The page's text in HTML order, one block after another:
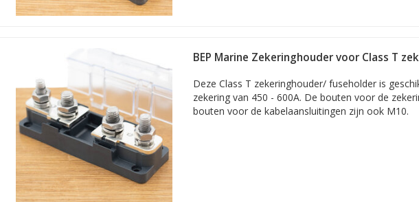
BEP Marine kopen
BEP Marine kopen? Deze producten zijn bij ons leverbaar uit voorraad.
verzendklaar in ons magazijn in Beverwijk. Het online kopen van een product van BEP Marine
voordelig: wij hanteren de laagst mogelijke prijzen. De verzending van uw bestelling gebeurt via
Morgen laten bezorgen of direct afhalen
BEP Marine Zekeringhouder voor Class T
Deze Class T zekeringhouder/ fuseholder is
zekering van 450 - 600A. De bouten voor de
bouten voor de kabelaansluitingen zijn ook M10.